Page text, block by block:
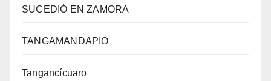
SUCEDIÓ EN ZAMORA
TANGAMANDAPIO
Tangancícuaro